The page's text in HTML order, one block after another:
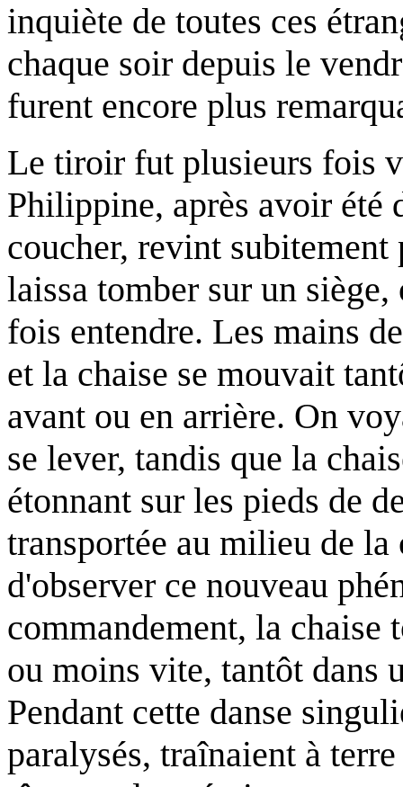
inquiète de toutes ces
chaque soir depuis le
furent encore plus
Le tiroir fut plusieurs fois
Philippine, après avoir été
coucher, revint
laissa tomber sur un
fois entendre. Les mains
et la chaise se mouvait
avant ou en arrière. On
se lever, tandis que la
étonnant sur les pieds de
transportée au milieu de
d'observer ce nouveau
commandement, la
ou moins vite, tantôt dans
Pendant cette danse
paralysés, traînaient à